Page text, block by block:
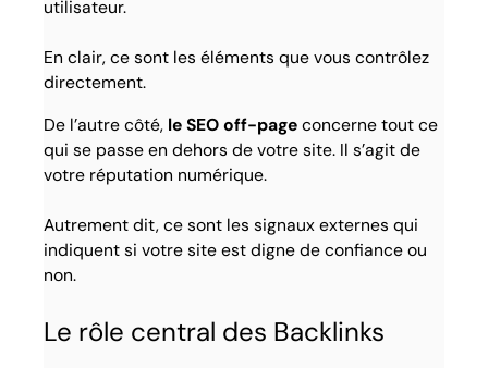
utilisateur.
En clair, ce sont les éléments que vous contrôlez
directement.
De l’autre côté, le SEO off-pageconcerne tout ce
qui se passe en dehors de votre site. Il s’agit de
votre réputation numérique.
Autrement dit, ce sont les signaux externes qui
indiquent si votre site est digne de confiance ou
non.
Le rôle central des Backlinks